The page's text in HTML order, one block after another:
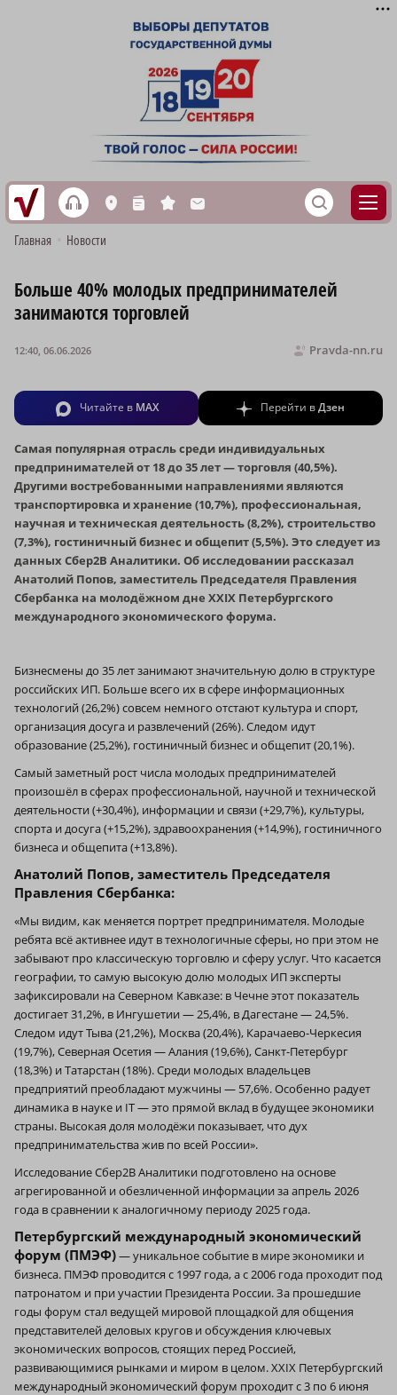
h L n s M S
Главная Новости
Больше 40% молодых предпринимателей
занимаются торговлей
Pravda-nn.ru
12:40, 06.06.2026
Читайте в MAX Перейти вДзен
Самая популярная отрасль среди индивидуальных
предпринимателей от 18 до 35 лет — торговля (40,5%).
Другими востребованными направлениями являются
транспортировка и хранение (10,7%), профессиональная,
научная и техническая деятельность (8,2%), строительство
(7,3%), гостиничный бизнес и общепит (5,5%). Это следует из
данных Сбер2B Аналитики. Об исследовании рассказал
Анатолий Попов, заместитель Председателя Правления
Сбербанка на молодёжном дне XXIX Петербургского
международного экономического форума.
Бизнесмены до 35 лет занимают значительную долю в структуре
российских ИП. Больше всего их в сфере информационных
технологий (26,2%) совсем немного отстают культура и спорт,
организация досуга и развлечений (26%). Следом идут
образование (25,2%), гостиничный бизнес и общепит (20,1%).
Самый заметный рост числа молодых предпринимателей
произошёл в сферах профессиональной, научной и технической
деятельности (+30,4%), информации и связи (+29,7%), культуры,
спорта и досуга (+15,2%), здравоохранения (+14,9%), гостиничного
бизнеса и общепита (+13,8%).
Анатолий Попов, заместитель Председателя
Правления Сбербанка:
«Мы видим, как меняется портрет предпринимателя. Молодые
ребята всё активнее идут в технологичные сферы, но при этом не
забывают про классическую торговлю и сферу услуг. Что касается
географии, то самую высокую долю молодых ИП эксперты
зафиксировали на Северном Кавказе: в Чечне этот показатель
достигает 31,2%, в Ингушетии — 25,4%, в Дагестане — 24,5%.
Следом идут Тыва (21,2%), Москва (20,4%), Карачаево-Черкесия
(19,7%), Северная Осетия — Алания (19,6%), Санкт-Петербург
(18,3%) и Татарстан (18%). Среди молодых владельцев
предприятий преобладают мужчины — 57,6%. Особенно радует
динамика в науке и IT — это прямой вклад в будущее экономики
страны. Высокая доля молодёжи показывает, что дух
предпринимательства жив по всей России».
Исследование Сбер2В Аналитики подготовлено на основе
агрегированной и обезличенной информации за апрель 2026
года в сравнении к аналогичному периоду 2025 года.
Петербургский международный экономический
форум (ПМЭФ)— уникальное событие в мире экономики и
бизнеса. ПМЭФ проводится с 1997 года, а с 2006 года проходит под
патронатом и при участии Президента России. За прошедшие
годы форум стал ведущей мировой площадкой для общения
представителей деловых кругов и обсуждения ключевых
экономических вопросов, стоящих перед Россией,
развивающимися рынками и миром в целом. XXIX Петербургский
международный экономический форум проходит с 3 по 6 июня